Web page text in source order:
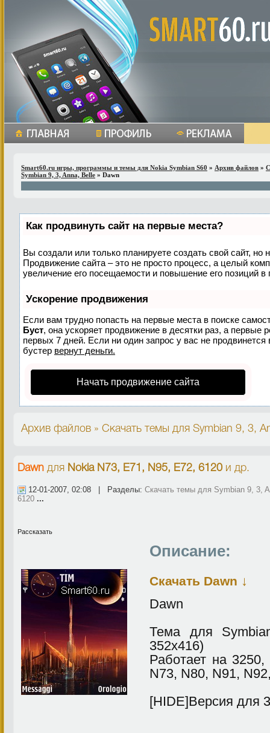
Smart60.ru игры, программы и темы для Nokia Symbian S60 » Архив файлов »
Symbian 9, 3, Anna, Belle » Dawn
Как продвинуть сайт на первые места?
Вы создали или только планируете создать свой сайт, но
Продвижение сайта – это не просто процесс, а целый
увеличение его посещаемости и повышение его позиций в
Ускорение продвижения
Если вам трудно попасть на первые места в поиске
Буст, она ускоряет продвижение в десятки раз, а первые
первых 7 дней. Если ни один запрос у вас не
бустер вернут деньги.
Начать продвижение сайта
Архив файлов » Скачать темы для Symbian 9, 3,
Dawn для Nokia N73, E71, N95, E72, 6120и др.
12-01-2007, 02:08 | Разделы: Скачать темы для Symbian 9, 3,
6120 ...
Рассказать
Описание:
Скачать Dawn ↓
Dawn
Тема для
352x416)
Работает на
N73, N80, N91,
[HIDE]Версия для